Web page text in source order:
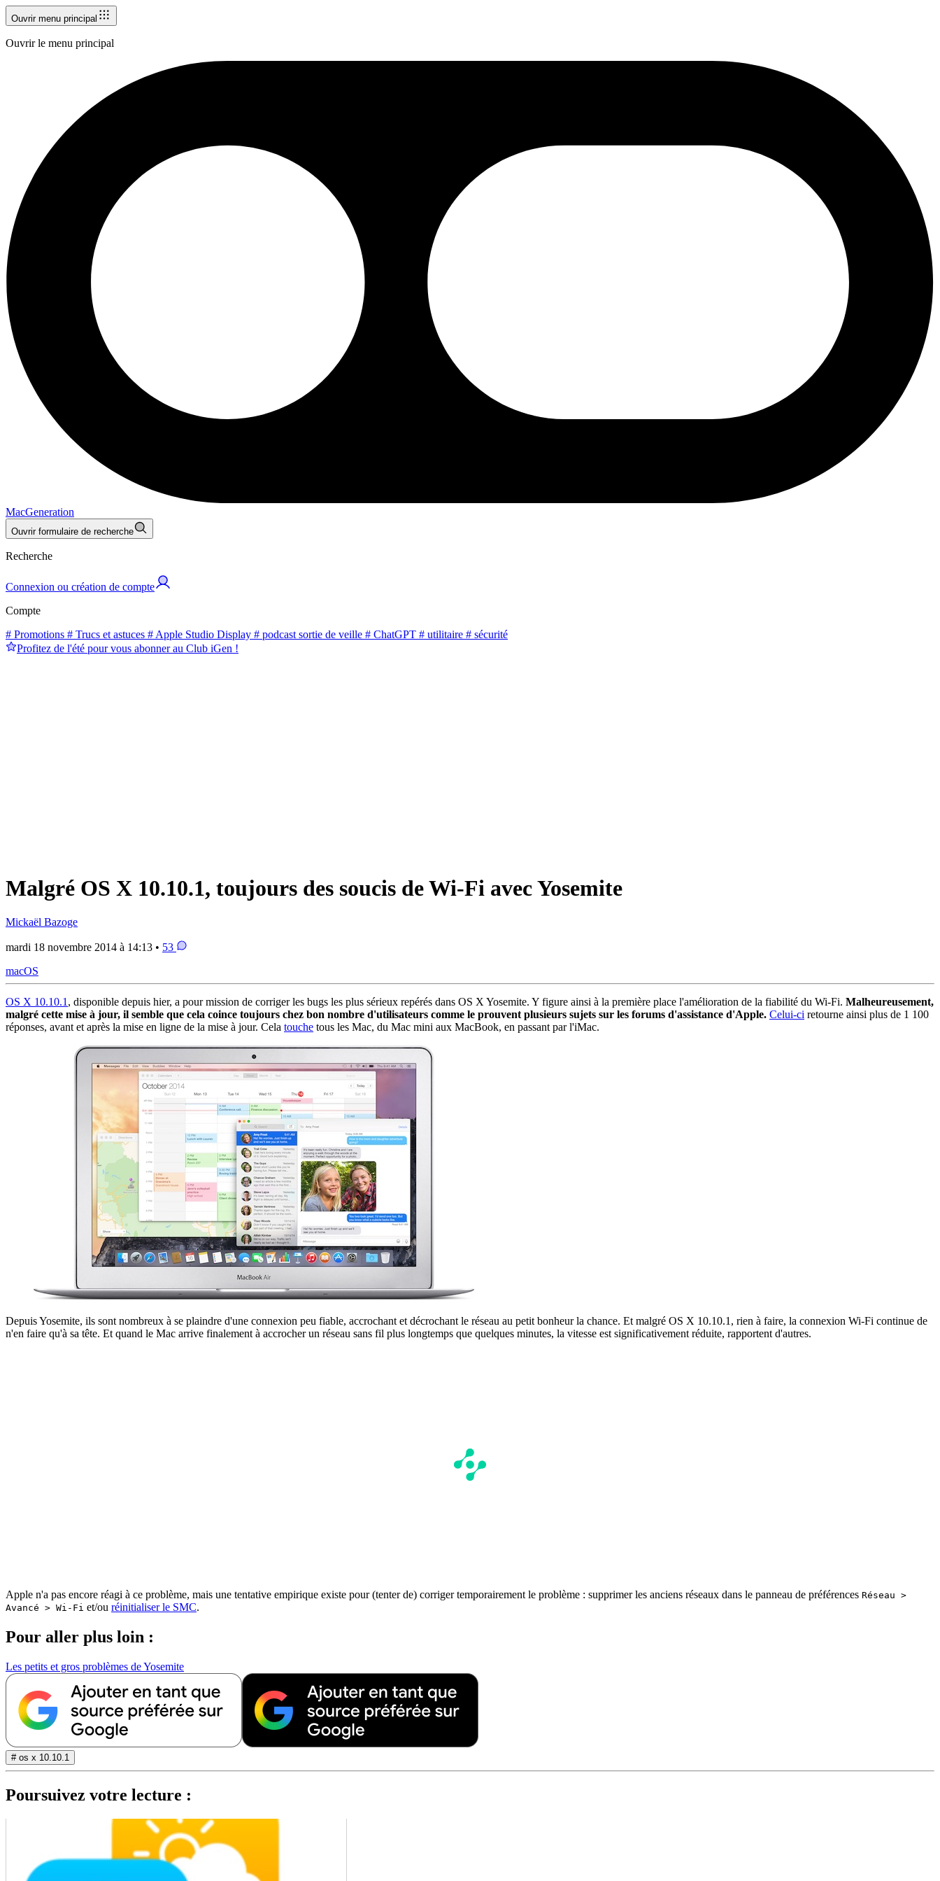
Ouvrir menu principal
Ouvrir le menu principal
MacGeneration
Ouvrir formulaire de recherche
Recherche
Connexion ou création de compte
Compte
# Promotions # Trucs et astuces # Apple Studio Display # podcast sortie de veille # ChatGPT # utilitaire # sécurité
Profitez de l'été pour vous abonner au Club iGen !
Malgré OS X 10.10.1, toujours des soucis de Wi-Fi avec Yosemite
Mickaël Bazoge
mardi 18 novembre 2014 à 14:13 • 53
macOS
OS X 10.10.1 , disponible depuis hier, a pour mission de corriger les bugs les plus sérieux repérés dans OS X Yosemite. Y figure ainsi à la première place l'amélioration de la fiabilité du Wi-Fi. Malheureusement,
malgré cette mise à jour, il semble que cela coince toujours chez bon nombre d'utilisateurs comme le prouvent plusieurs sujets sur les forums d'assistance d'Apple. Celui-ci retourne ainsi plus de 1 100
réponses, avant et après la mise en ligne de la mise à jour. Cela touche tous les Mac, du Mac mini aux MacBook, en passant par l'iMac.
Depuis Yosemite, ils sont nombreux à se plaindre d'une connexion peu fiable, accrochant et décrochant le réseau au petit bonheur la chance. Et malgré OS X 10.10.1, rien à faire, la connexion Wi-Fi continue de
n'en faire qu'à sa tête. Et quand le Mac arrive finalement à accrocher un réseau sans fil plus longtemps que quelques minutes, la vitesse est significativement réduite, rapportent d'autres.
Apple n'a pas encore réagi à ce problème, mais une tentative empirique existe pour (tenter de) corriger temporairement le problème : supprimer les anciens réseaux dans le panneau de préférences Réseau >
Avancé > Wi-Fi et/ou réinitialiser le SMC.
Pour aller plus loin :
Les petits et gros problèmes de Yosemite
# os x 10.10.1
Poursuivez votre lecture :